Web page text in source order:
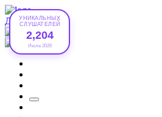
УНИКАЛЬНЫХ
СЛУШАТЕЛЕЙ
2,204
Июле 2026
Донаты